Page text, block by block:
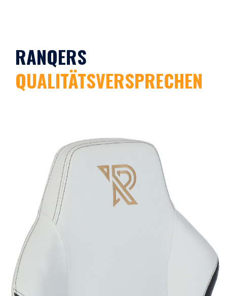
RANQERS
QUALITÄTSVERSPRECHEN